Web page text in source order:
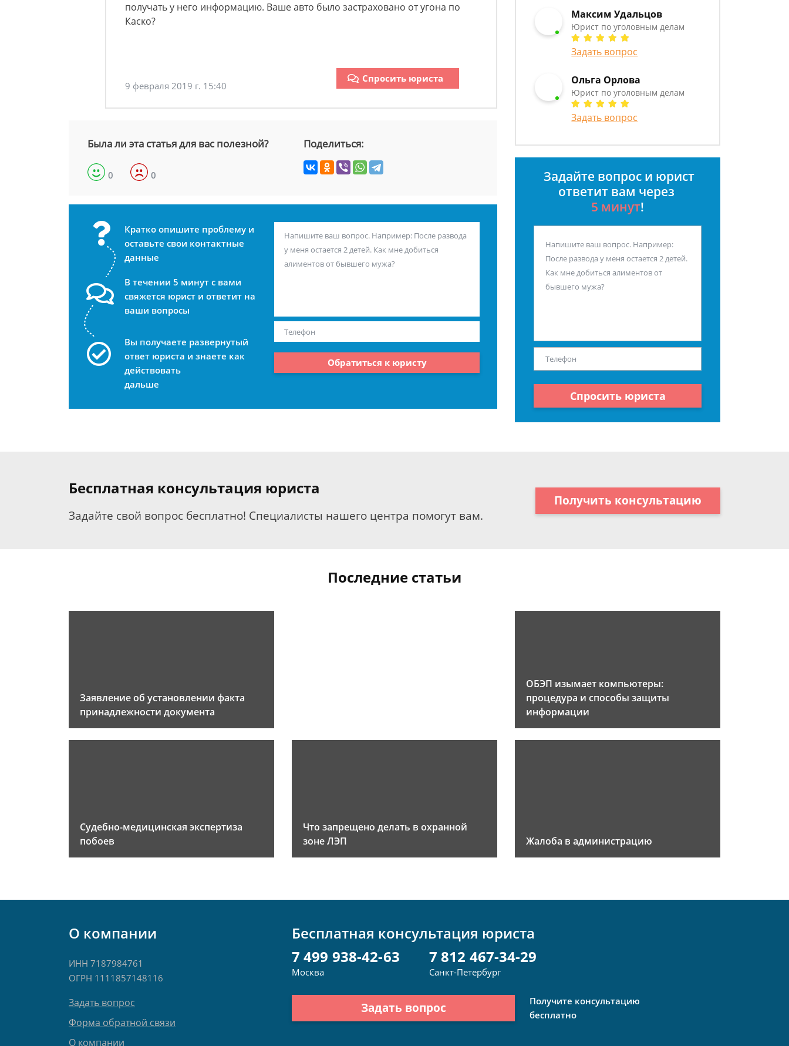
получать у него информацию. Ваше авто было застраховано от угона по
Каско?
9 февраля 2019 г. 15:40
Спросить юриста
Была ли эта статья для вас полезной?
0 0
Поделиться:
Кратко опишите проблему и
оставьте свои контактные
данные
В течении 5 минут с вами
свяжется юрист и ответит на
ваши вопросы
Вы получаете развернутый
ответ юриста и знаете как
действовать
дальше
Обратиться к юристу
Максим Удальцов
Юрист по уголовным делам
Задать вопрос
Ольга Орлова
Юрист по уголовным делам
Задать вопрос
Задайте вопрос и юрист
ответит вам через
5 минут!
Спросить юриста
Бесплатная консультация юриста
Задайте свой вопрос бесплатно! Специалисты нашего центра помогут вам.
Получить консультацию
Последние статьи
Заявление об установлении факта
принадлежности документа
ОБЭП изымает компьютеры:
процедура и способы защиты
информации
Судебно-медицинская экспертиза
побоев
Что запрещено делать в охранной
зоне ЛЭП
Жалоба в администрацию
О компании
ИНН 7187984761
ОГРН 1111857148116
Задать вопрос
Форма обратной связи
О компании
Бесплатная консультация юриста
7 499 938-42-63
Москва
7 812 467-34-29
Санкт-Петербург
Задать вопрос
Получите консультацию
бесплатно